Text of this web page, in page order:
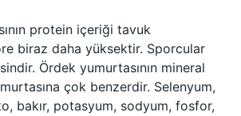
protein içeriği tavuk
biraz daha yüksektir. Sporcular
Ördek yumurtasının mineral
çok benzerdir. Selenyum,
bakır, potasyum, sodyum, fosfor,